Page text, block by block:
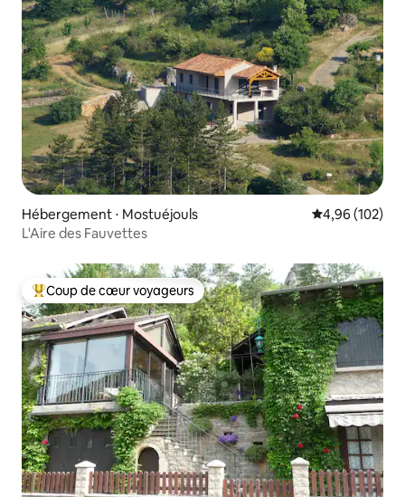
Hébergement ⋅ Mostuéjouls Évaluation
4,96 (102)
L'Aire des Fauvettes
Coups de cœur voyageurs les plus appréciés
Coup de cœur voyageurs